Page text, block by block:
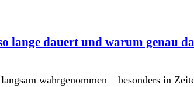
lange dauert und warum genau
wahrgenommen – besonders in